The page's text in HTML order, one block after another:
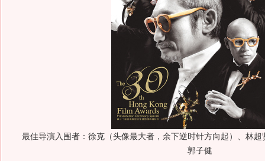
最佳导演入围者：徐克（头像最大者，余下逆时针方向起）、林
郭子健